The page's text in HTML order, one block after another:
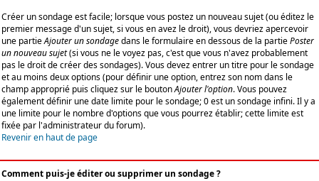
Créer un sondage est facile; lorsque vous postez un nouveau sujet (ou éditez le
premier message d'un sujet, si vous en avez le droit), vous devriez apercevoir
une partieAjouter un sondagedans le formulaire en dessous de la partiePoster
un nouveau sujet(si vous ne le voyez pas, c'est que vous n'avez probablement
pas le droit de créer des sondages). Vous devez entrer un titre pour le sondage
et au moins deux options (pour définir une option, entrez son nom dans le
champ approprié puis cliquez sur le boutonAjouter l'option. Vous pouvez
également définir une date limite pour le sondage; 0 est un sondage infini. Il y a
une limite pour le nombre d'options que vous pourrez établir; cette limite est
fixée par l'administrateur du forum).
Revenir en haut de page
Comment puis-je éditer ou supprimer un sondage ?